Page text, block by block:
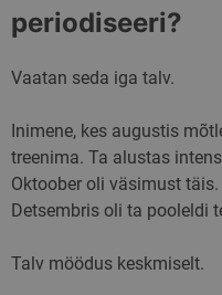
periodiseeri?
Vaatan seda iga talv.
Inimene, kes augustis
treenima. Ta alustas
Oktoober oli väsimust
Detsembris oli ta pooleldi
Talv möödus keskmiselt.